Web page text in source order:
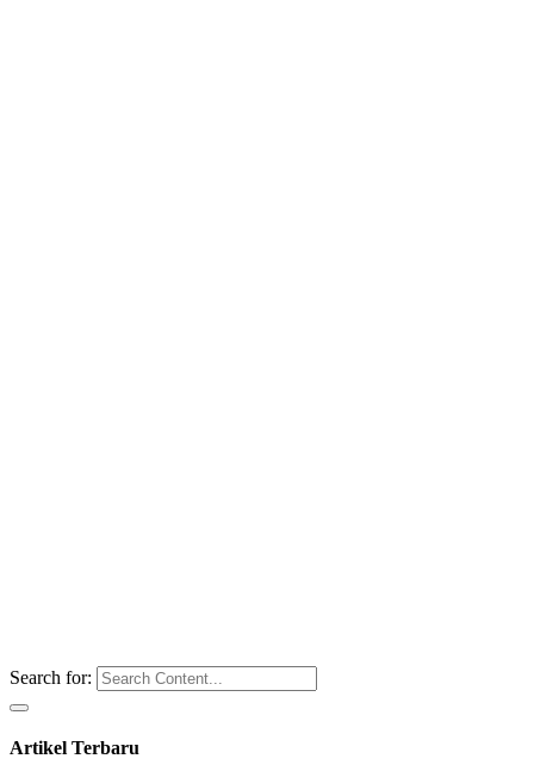
Search for:
Artikel Terbaru